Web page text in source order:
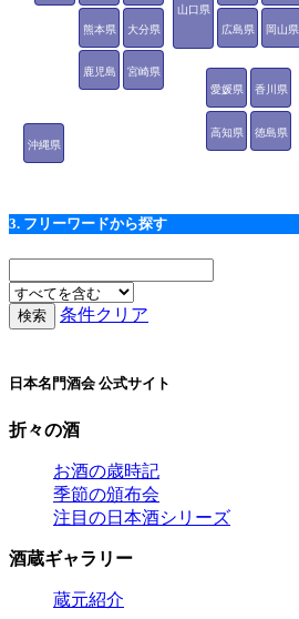
岡山県
広島県
山口県
徳島県
香川県
愛媛県
高知県
熊本県 大分県
宮崎県
鹿児島
沖縄県
3. フリーワードから探す
条件クリア
日本名門酒会 公式サイト
折々の酒
お酒の歳時記
季節の頒布会
注目の日本酒シリーズ
酒蔵ギャラリー
蔵元紹介